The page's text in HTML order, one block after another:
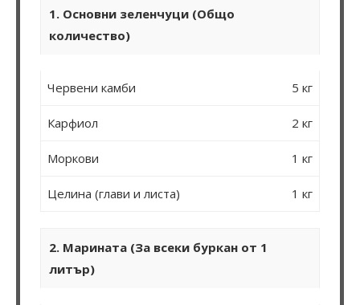
1. Основни зеленчуци (Общо
количество)
Червени камби 5 кг
Карфиол 2 кг
Моркови 1 кг
Целина (глави и листа) 1 кг
2. Марината (За всеки буркан от 1
литър)